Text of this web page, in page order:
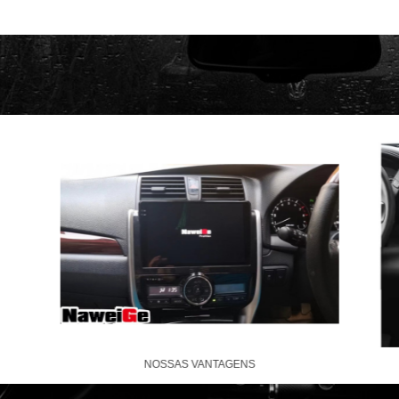
NOSSAS VANTAGENS